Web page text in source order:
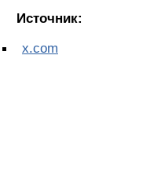
Источник:
x.com